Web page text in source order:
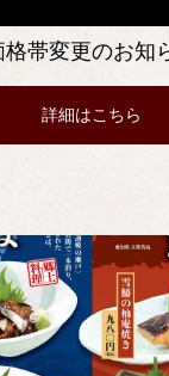
格帯変更のお知
詳細はこちら